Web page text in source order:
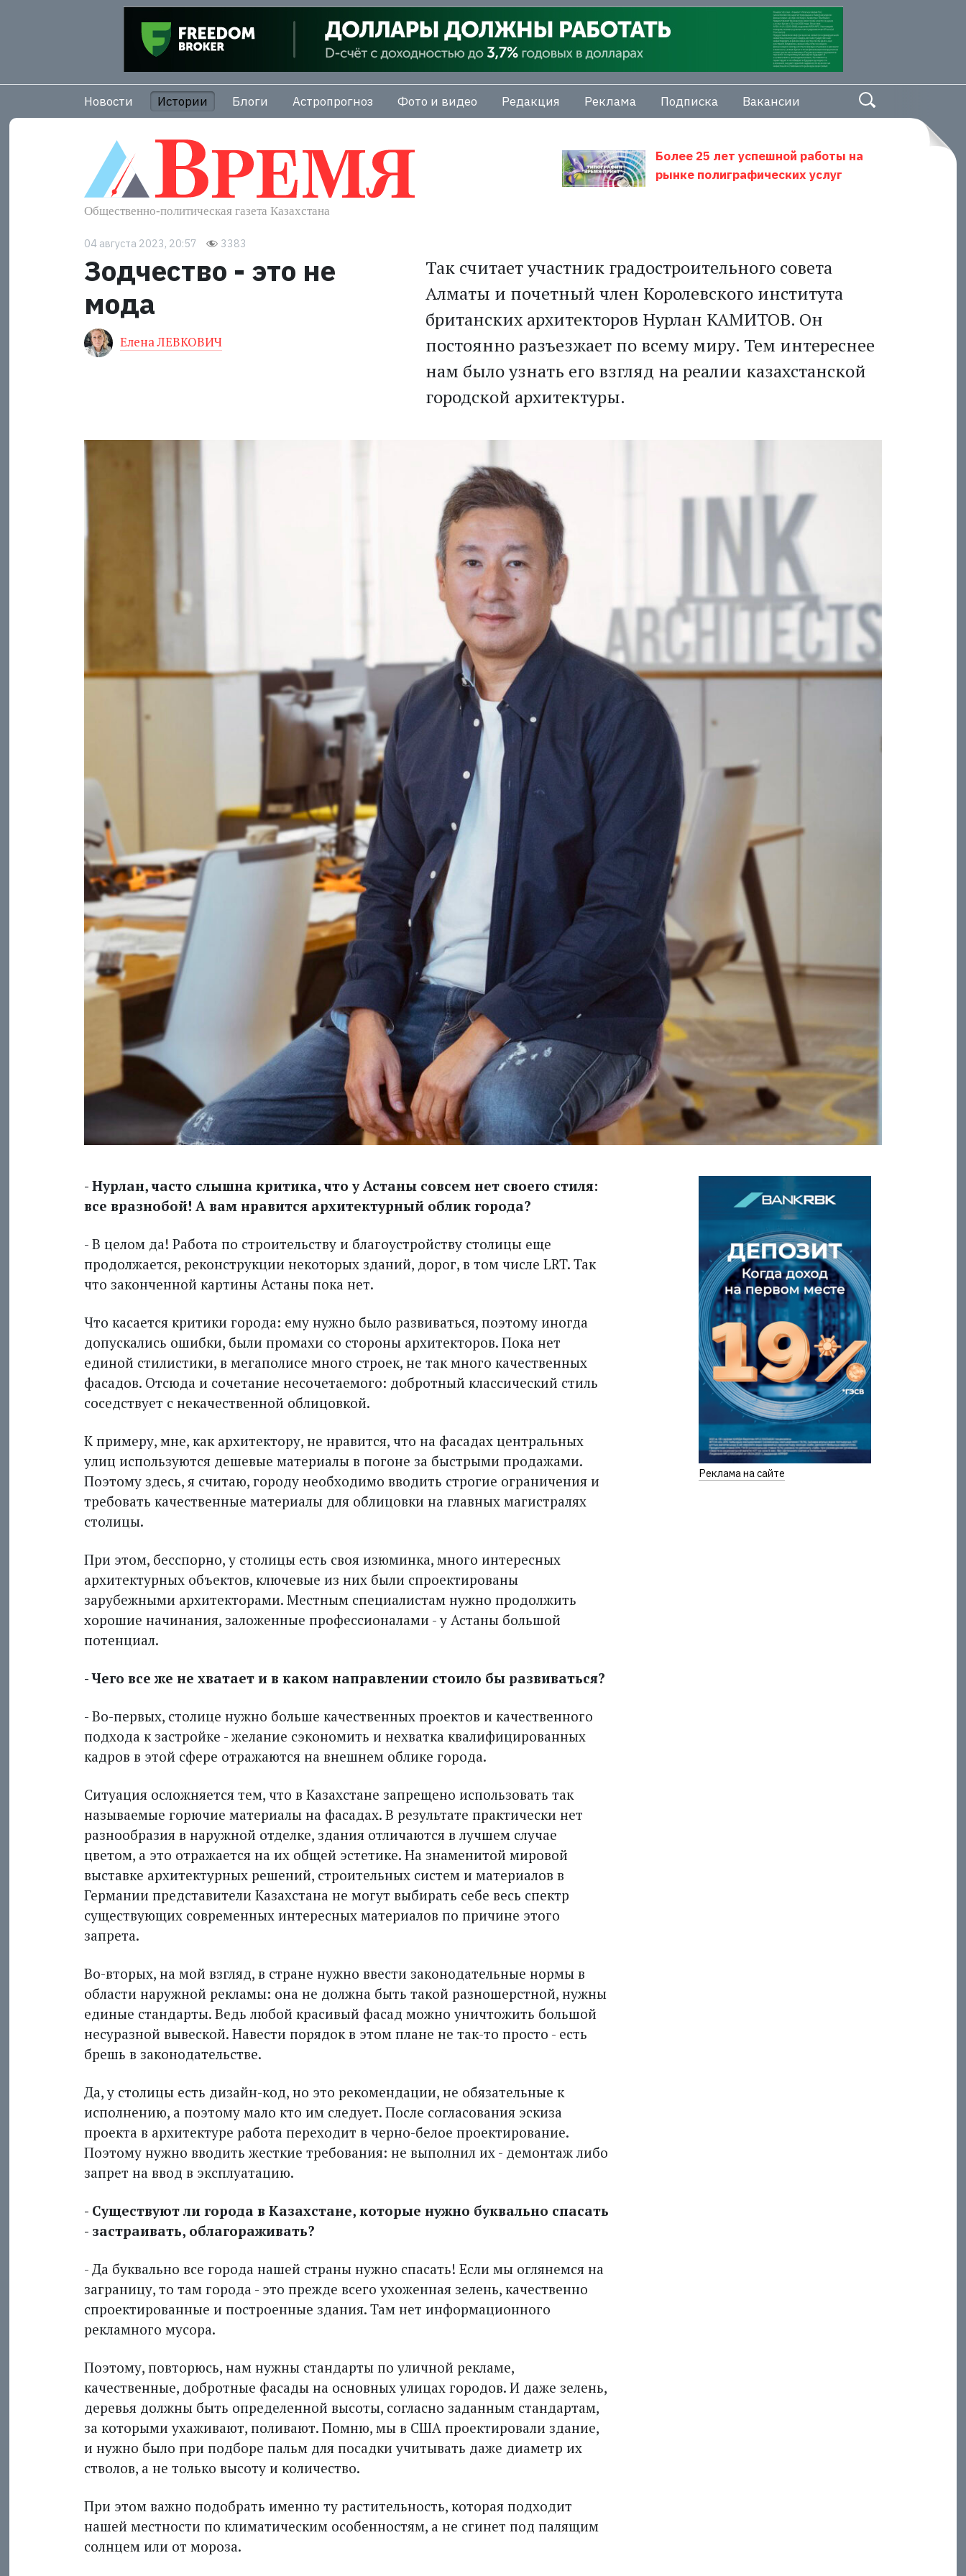
Новости Истории Блоги Астропрогноз Фото и видео Редакция Реклама Подписка Вакансии
Более 25 лет успешной работы на
рынке полиграфических услуг
04 августа 2023, 20:57 3383
Зодчество - это не
мода
Елена ЛЕВКОВИЧ
Так считает участник градостроительного совета
Алматы и почетный член Королевского института
британских архитекторов Нурлан КАМИТОВ. Он
постоянно разъезжает по всему миру. Тем интереснее
нам было узнать его взгляд на реалии казахстанской
городской архитектуры.
- Нурлан, часто слышна критика, что у Астаны совсем нет своего стиля:
все вразнобой! А вам нравится архитектурный облик города?
- В целом да! Работа по строительству и благоустройству столицы еще
продолжается, реконструкции некоторых зданий, дорог, в том числе LRT. Так
что законченной картины Астаны пока нет.
Что касается критики города: ему нужно было развиваться, поэтому иногда
допускались ошибки, были промахи со стороны архитекторов. Пока нет
единой стилистики, в мегаполисе много строек, не так много качественных
фасадов. Отсюда и сочетание несочетаемого: добротный классический стиль
соседствует с некачественной облицовкой.
К примеру, мне, как архитектору, не нравится, что на фасадах центральных
улиц используются дешевые материалы в погоне за быстрыми продажами.
Поэтому здесь, я считаю, городу необходимо вводить строгие ограничения и
требовать качественные материалы для облицовки на главных магистралях
столицы.
При этом, бесспорно, у столицы есть своя изюминка, много интересных
архитектурных объектов, ключевые из них были спроектированы
зарубежными архитекторами. Местным специалистам нужно продолжить
хорошие начинания, заложенные профессионалами - у Астаны большой
потенциал.
- Чего все же не хватает и в каком направлении стоило бы развиваться?
- Во-первых, столице нужно больше качественных проектов и качественного
подхода к застройке - желание сэкономить и нехватка квалифицированных
кадров в этой сфере отражаются на внешнем облике города.
Ситуация осложняется тем, что в Казахстане запрещено использовать так
называемые горючие материалы на фасадах. В результате практически нет
разнообразия в наружной отделке, здания отличаются в лучшем случае
цветом, а это отражается на их общей эстетике. На знаменитой мировой
выставке архитектурных решений, строительных систем и материалов в
Германии представители Казахстана не могут выбирать себе весь спектр
существующих современных интересных материалов по причине этого
запрета.
Во-вторых, на мой взгляд, в стране нужно ввести законодательные нормы в
области наружной рекламы: она не должна быть такой разношерстной, нужны
единые стандарты. Ведь любой красивый фасад можно уничтожить большой
несуразной вывеской. Навести порядок в этом плане не так-то просто - есть
брешь в законодательстве.
Да, у столицы есть дизайн-код, но это рекомендации, не обязательные к
исполнению, а поэтому мало кто им следует. После согласования эскиза
проекта в архитектуре работа переходит в черно-белое проектирование.
Поэтому нужно вводить жесткие требования: не выполнил их - демонтаж либо
запрет на ввод в экс­плуатацию.
- Существуют ли города в Казахстане, которые нужно буквально спасать
- застраивать, облагораживать?
- Да буквально все города нашей страны нужно спасать! Если мы оглянемся на
заграницу, то там города - это прежде всего ухоженная зелень, качественно
спроектированные и построенные здания. Там нет информационного
рекламного мусора.
Поэтому, повторюсь, нам нужны стандарты по уличной рекламе,
качественные, добротные фасады на основных улицах городов. И даже зелень,
деревья должны быть определенной высоты, согласно заданным стандартам,
за которыми ухаживают, поливают. Помню, мы в США проектировали здание,
и нужно было при подборе пальм для посадки учитывать даже диаметр их
стволов, а не только высоту и количес­тво.
При этом важно подобрать именно ту растительность, которая подходит
нашей местности по климатическим особенностям, а не сгинет под палящим
солнцем или от мороза.
Реклама на сайте